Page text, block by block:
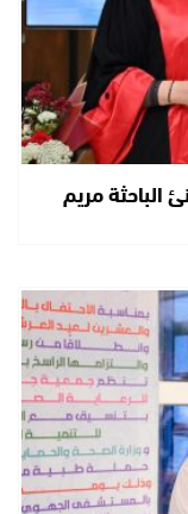
الباحثة مريم